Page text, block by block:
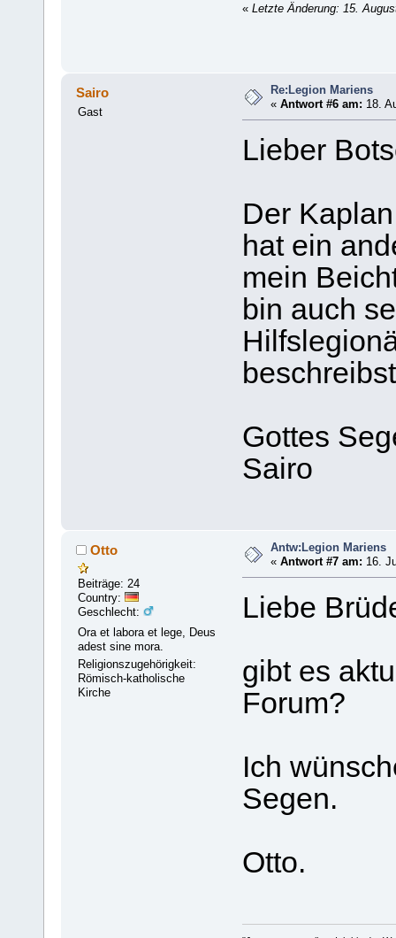
« Letzte Änderung: 15.
Sairo
Gast
Re:Legion Mariens
«Antwort #6 am: 18.
Lieber
Der
hat ein
mein
bin auch
Gottes
Sairo
Otto
Beiträge: 24
Country:
Geschlecht:
Ora et labora et lege, Deus
adest sine mora.
Religionszugehörigkeit:
Römisch-katholische
Kirche
Antw:Legion Mariens
«Antwort #7 am: 16.
Liebe
gibt es
Forum?
Ich
Segen.
Otto.